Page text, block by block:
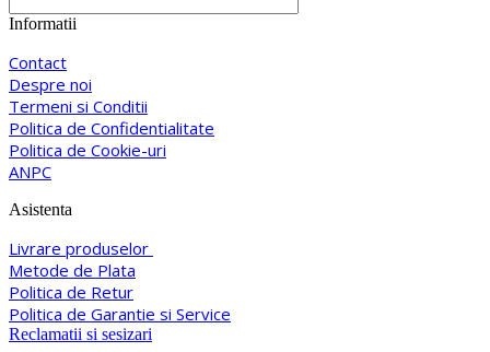
Informatii
Contact
Despre noi
Termeni si Conditii
Politica de Confidentialitate
Politica de Cookie-uri
ANPC
Asistenta
Livrare produselor
Metode de Plata
Politica de Retur
Politica de Garantie si Service
Reclamatii si sesizari